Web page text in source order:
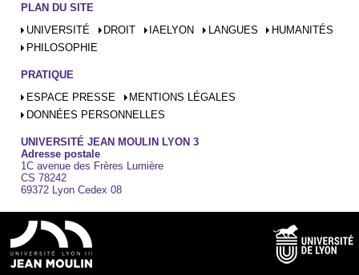
PLAN DU SITE
UNIVERSITÉ
DROIT IAELYON LANGUES
HUMANITÉS
PHILOSOPHIE
PRATIQUE
ESPACE PRESSE
MENTIONS LÉGALES
DONNÉES PERSONNELLES
UNIVERSITÉ JEAN MOULIN LYON 3
Adresse postale
1C avenue des Frères Lumière
CS 78242
69372 Lyon Cedex 08